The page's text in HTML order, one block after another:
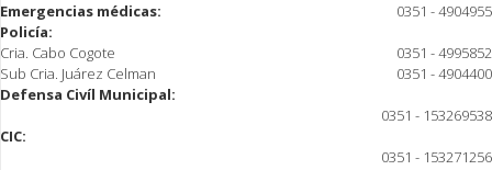
Emergencias médicas:
0351 - 4904955
Policía:
Cria. Cabo Cogote
0351 - 4995852
Sub Cria. Juárez Celman
0351 - 4904400
Defensa Civíl Municipal:
0351 - 153269538
CIC:
0351 - 153271256